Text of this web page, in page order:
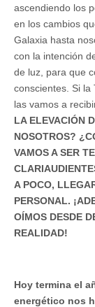
ascendiendo los
en los cambios
Galaxia hasta
con la intención
de luz, para que
conscientes. Si la
las vamos a
LA ELEVACIÓN
NOSOTROS?
VAMOS A SER
A POCO,
PERSONAL.
OÍMOS DESDE
REALIDAD!
Hoy termina el
energético nos